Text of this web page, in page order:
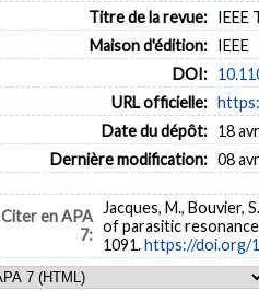
Titre de la revue: IEEE
Maison d'édition: IEEE
DOI:
URL officielle:
Date du dépôt: 18
Dernière modification: 08
Citer en APA
7:
Jacques, M., Bouvier,
of parasitic
1091.https://doi.org/